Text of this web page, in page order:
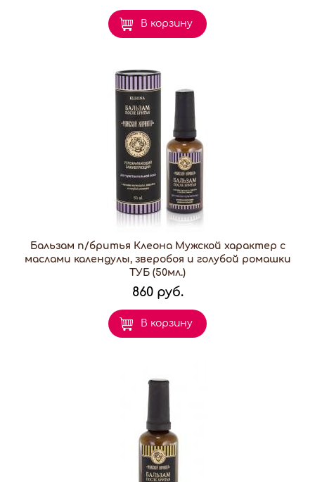
В корзину
Бальзам п/бритья Клеона Мужской характер с
маслами календулы, зверобоя и голубой ромашки
ТУБ (50мл.)
860 руб.
В корзину